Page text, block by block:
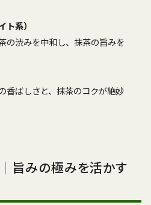
系）
の渋みを中和し、抹茶の旨みを
香ばしさと、抹茶のコクが絶妙
旨みの極みを活かす